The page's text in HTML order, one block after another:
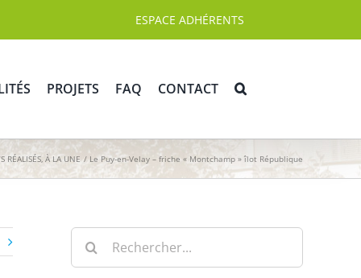
ESPACE ADHÉRENTS
PROJETS FAQ CONTACT
RÉALISÉS À LA UNE Le Puy-en-Velay – friche « Montchamp » îlot République
Rechercher: